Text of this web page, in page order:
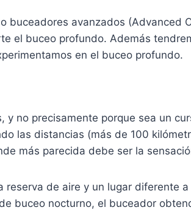
buceadores avanzados (Advanced
el buceo profundo. Además
en el buceo profundo.
y no precisamente porque sea un
las distancias (más de 100
más parecida debe ser la
reserva de aire y un lugar diferente
buceo nocturno, el buceador